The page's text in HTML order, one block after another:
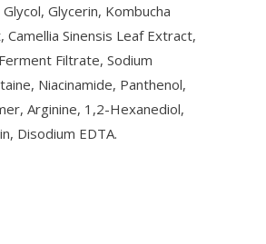
Glycerin, Kombucha
Sinensis Leaf Extract,
Filtrate, Sodium
Niacinamide, Panthenol,
Arginine, 1,2-Hexanediol,
Disodium EDTA.